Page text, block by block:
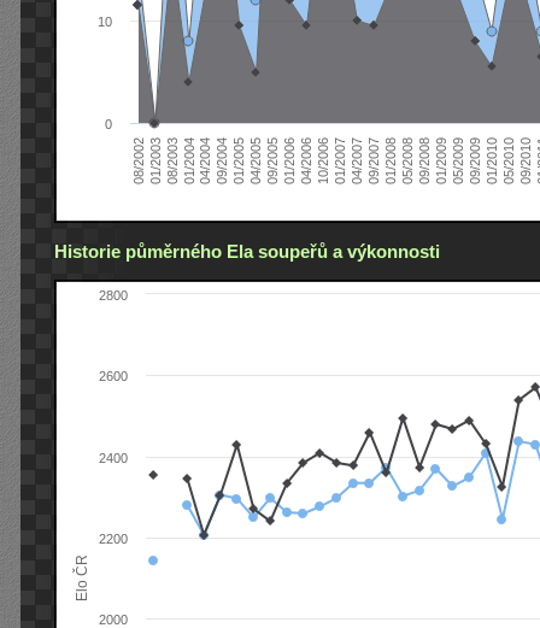
08/200201/200308/200301/200404/200409/200401/200504/200509/200501/200604/200610/200601/200704/200709/200701/200805/200809/200801/200905/200909/200901/201005/201009/2010
0
10
Historie půměrného Ela soupeřů a výkonnosti
Elo ČR
2000
2200
2400
2600
2800